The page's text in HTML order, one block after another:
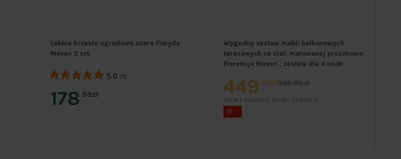
Lekkie krzesło ogrodowe szare Floryda
Meven 2 szt.
5.0 (1)
178 99zł
Wygodny zestaw mebli balkonowych
tarasowych ze stali malowanej proszkowo
Florencja Meven , zestaw dla 4 osób
449 00zł599,00 zł
Cena z ostatnich 30 dni: 599,00 zł